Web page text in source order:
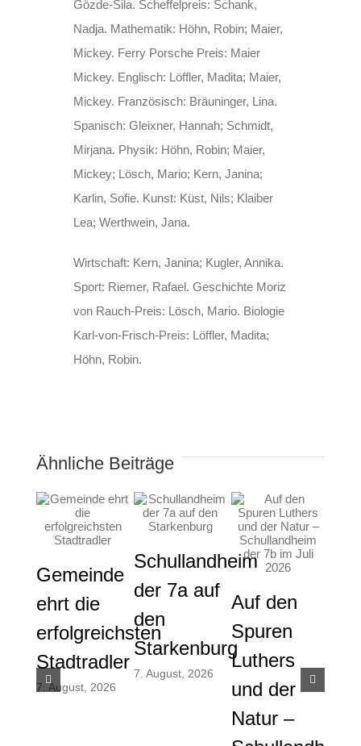
Gözde-Sila. Scheffelpreis: Schank,
Nadja. Mathematik: Höhn, Robin; Maier,
Mickey. Ferry Porsche Preis: Maier
Mickey. Englisch: Löffler, Madita; Maier,
Mickey. Französisch: Bräuninger, Lina.
Spanisch: Gleixner, Hannah; Schmidt,
Mirjana. Physik: Höhn, Robin; Maier,
Mickey; Lösch, Mario; Kern, Janina;
Karlin, Sofie. Kunst: Küst, Nils; Klaiber
Lea; Werthwein, Jana.
Wirtschaft: Kern, Janina; Kugler, Annika.
Sport: Riemer, Rafael. Geschichte Moriz
von Rauch-Preis: Lösch, Mario. Biologie
Karl-von-Frisch-Preis: Löffler, Madita;
Höhn, Robin.
Ähnliche Beiträge
Gemeinde
ehrt die
erfolgreichsten
Stadtradler
7. August, 2026
Schullandheim
der 7a auf
den
Starkenburg
7. August, 2026
Auf den
Spuren
Luthers
und der
Natur –